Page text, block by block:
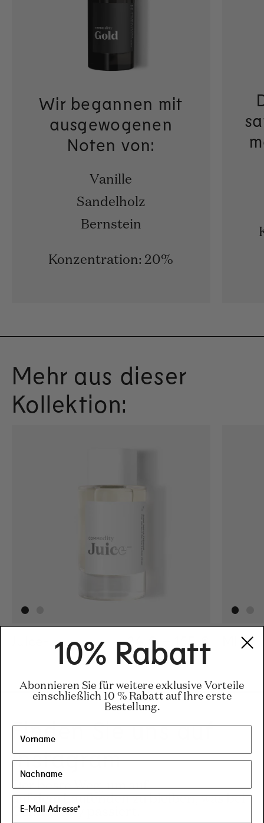
Wir begannen mit
ausgewogenen
Noten von:
Vanille
Sandelholz
Bernstein
Konzentration: 20%
Mehr aus dieser
Kollektion:
Regular price
34 € 155 €
Regular price
155€
Regular
34€ Milk-
Finden Sie uns auf
Instagram
Der beste Weg, um auf
auf dem Laufenden zu bleiben, was bei
Commodity passiert.
10% Rabatt
Abonnieren Sie für weitere exklusive Vorteile
einschließlich 10 % Rabatt auf Ihre erste
Bestellung.